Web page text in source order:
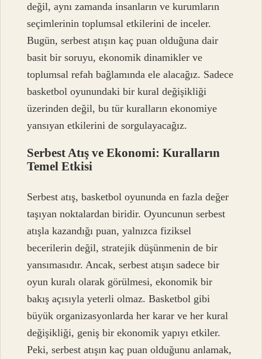
değil, aynı zamanda insanların ve kurumların
seçimlerinin toplumsal etkilerini de inceler.
Bugün, serbest atışın kaç puan olduğuna dair
basit bir soruyu, ekonomik dinamikler ve
toplumsal refah bağlamında ele alacağız. Sadece
basketbol oyunundaki bir kural değişikliği
üzerinden değil, bu tür kuralların ekonomiye
yansıyan etkilerini de sorgulayacağız.
Serbest Atış ve Ekonomi: Kuralların
Temel Etkisi
Serbest atış, basketbol oyununda en fazla değer
taşıyan noktalardan biridir. Oyuncunun serbest
atışla kazandığı puan, yalnızca fiziksel
becerilerin değil, stratejik düşünmenin de bir
yansımasıdır. Ancak, serbest atışın sadece bir
oyun kuralı olarak görülmesi, ekonomik bir
bakış açısıyla yeterli olmaz. Basketbol gibi
büyük organizasyonlarda her karar ve her kural
değişikliği, geniş bir ekonomik yapıyı etkiler.
Peki, serbest atışın kaç puan olduğunu anlamak,